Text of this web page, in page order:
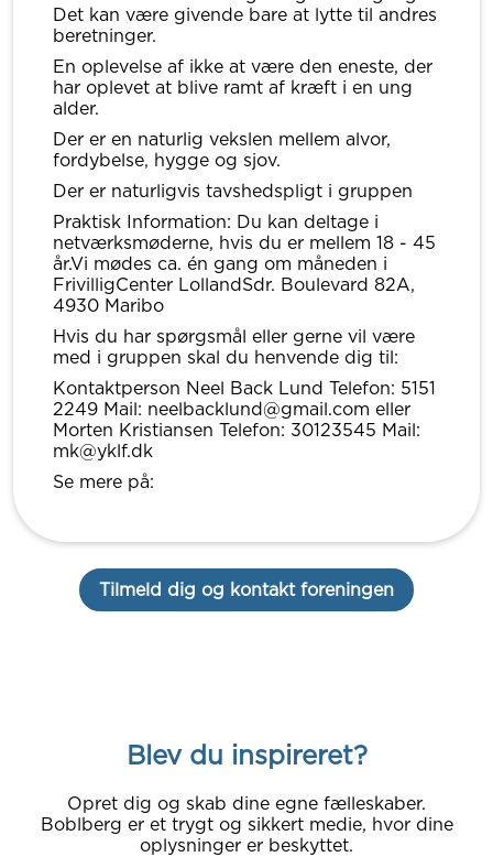
Det kan være givende bare at lytte til andres
beretninger.
En oplevelse af ikke at være den eneste, der
har oplevet at blive ramt af kræft i en ung
alder.
Der er en naturlig vekslen mellem alvor,
fordybelse, hygge og sjov.
Der er naturligvis tavshedspligt i gruppen
Praktisk Information: Du kan deltage i
netværksmøderne, hvis du er mellem 18 - 45
år.Vi mødes ca. én gang om måneden i
FrivilligCenter LollandSdr. Boulevard 82A,
4930 Maribo
Hvis du har spørgsmål eller gerne vil være
med i gruppen skal du henvende dig til:
Kontaktperson Neel Back Lund Telefon: 5151
2249 Mail: neelbacklund@gmail.com eller
Morten Kristiansen Telefon: 30123545 Mail:
mk@yklf.dk
Se mere på:
Tilmeld dig og kontakt foreningen
Blev du inspireret?
Opret dig og skab dine egne fælleskaber.
Boblberg er et trygt og sikkert medie, hvor dine
oplysninger er beskyttet.